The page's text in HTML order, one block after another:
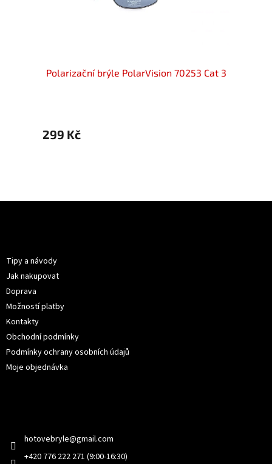
Polarizační brýle PolarVision 70253 Cat 3
299 Kč
Tipy a návody
Jak nakupovat
Doprava
Možností platby
Kontakty
Obchodní podmínky
Podmínky ochrany osobních údajů
Moje objednávka
hotovebryle@gmail.com
+420 776 222 271 (9:00-16:30)